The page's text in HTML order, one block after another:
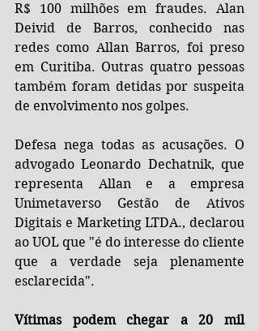
R$ 100 milhões em fraudes. Alan
Deivid de Barros, conhecido nas
redes como Allan Barros, foi preso
em Curitiba. Outras quatro pessoas
também foram detidas por suspeita
de envolvimento nos golpes.
Defesa nega todas as acusações. O
advogado Leonardo Dechatnik, que
representa Allan e a empresa
Unimetaverso Gestão de Ativos
Digitais e Marketing LTDA., declarou
ao UOL que "é do interesse do cliente
que a verdade seja plenamente
esclarecida".
Vítimas podem chegar a 20 mil